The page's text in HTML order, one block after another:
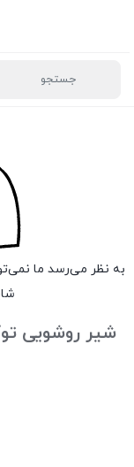
به نظر می‌رسد ما
شیر روشویی